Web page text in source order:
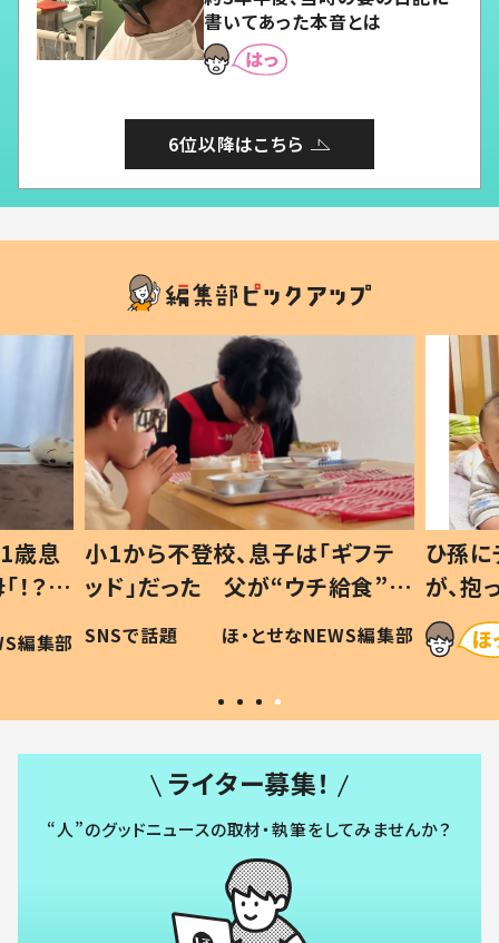
書いてあった本音とは
6位以降はこちら
子は「ギフテ
“ウチ給食”を
は #令和の親
せなNEWS編集部
ひ孫にデレデレな80歳じいじ
が、抱っこすると…ひ孫の反応に
「涙が出ました」「可愛くて仕方な
い」
ほ・とせなNEWS編集
ライター募集！
“人”のグッドニュースの取材・執筆をしてみませんか？